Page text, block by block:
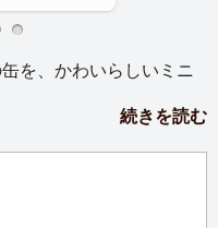
を、かわいらしいミニ
様を選んでお使いいた
ネットボードに飾っ
ださい。
続きを読む